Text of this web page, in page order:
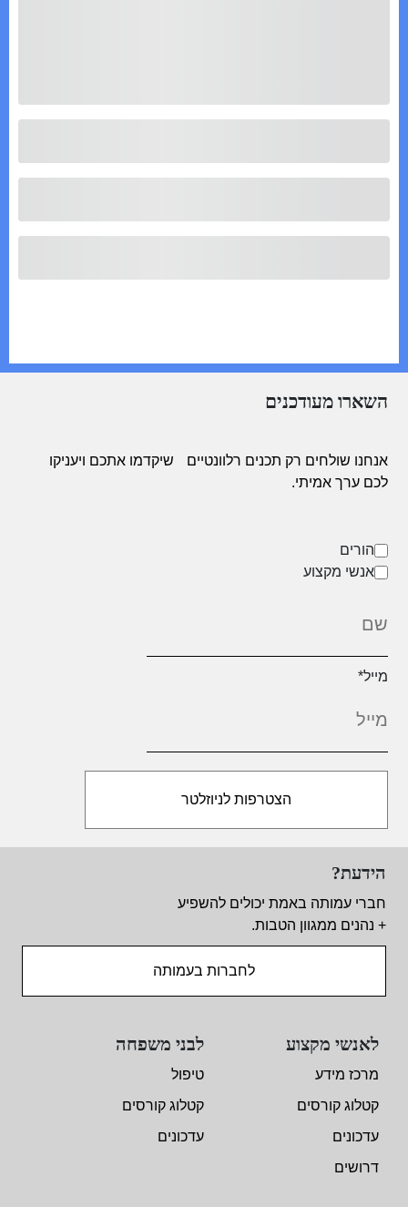
השארו מעודכנים
אנחנו שולחים רק תכנים רלוונטיים שיקדמו אתכם ויעניקו
לכם ערך אמיתי.
הורים
אנשי מקצוע
מייל*
הידעת?
חברי עמותה באמת יכולים להשפיע
+ נהנים ממגוון הטבות.
לחברות בעמותה
לאנשי מקצוע
מרכז מידע
קטלוג קורסים
עדכונים
דרושים
לבני משפחה
טיפול
קטלוג קורסים
עדכונים